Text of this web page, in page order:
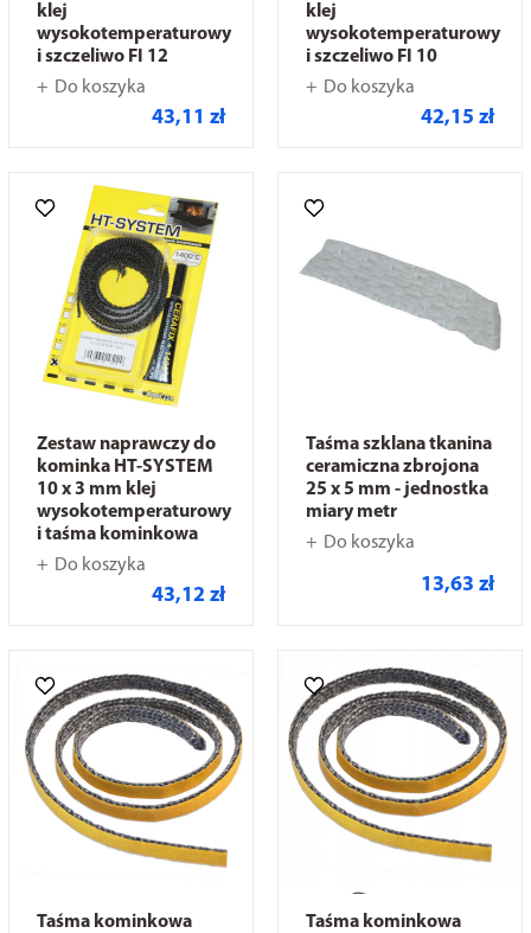
klej
wysokotemperaturowy
i szczeliwo FI 12
Do koszyka
43,11 zł
klej
wysokotemperaturowy
i szczeliwo FI 10
Do koszyka
42,15 zł
Zestaw naprawczy do
kominka HT-SYSTEM
10 x 3 mm klej
wysokotemperaturowy
i taśma kominkowa
Do koszyka
43,12 zł
Taśma szklana tkanina
ceramiczna zbrojona
25 x 5 mm - jednostka
miary metr
Do koszyka
13,63 zł
Taśma kominkowa
Taśma kominkowa